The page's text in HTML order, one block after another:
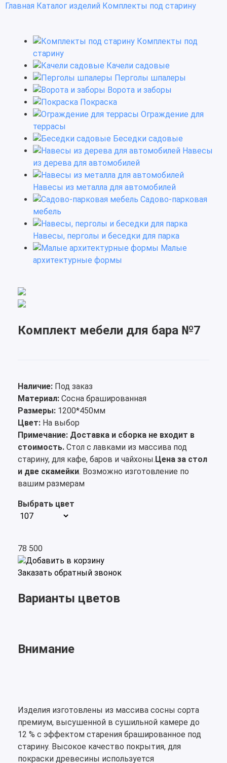
Главная Каталог изделий Комплекты под старину
Комплекты под
старину
Качели садовые
Перголы шпалеры
Ворота и заборы
Покраска
Ограждение для
террасы
Беседки садовые
Навесы
из дерева для автомобилей
Навесы из металла для автомобилей
Садово-парковая
мебель
Навесы, перголы и беседки для парка
Малые
архитектурные формы
Комплект мебели для бара №7
Наличие: Под заказ
Материал: Сосна брашированная
Размеры: 1200*450мм
Цвет: На выбор
Примечание: Доставка и сборка не входит в
стоимость. Стол с лавками из массива под
старину, для кафе, баров и чайхоны.Цена за стол
и две скамейки. Возможно изготовление по
вашим размерам
Выбрать цвет
78 500
Добавить в корзину
Заказать обратный звонок
Варианты цветов
Внимание
Изделия изготовлены из массива сосны сорта
премиум, высушенной в сушильной камере до
12 % с эффектом старения брашированное под
старину. Высокое качество покрытия, для
покраски древесины используется